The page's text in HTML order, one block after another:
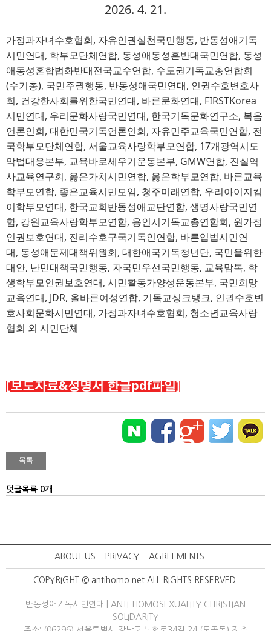
2026. 4. 21.
가정과자녀수호협회, 자유인권실천국민행동, 반동성애기독
시민연대, 학부모단체연합, 동성애동성혼반대국민연합, 동성
애동성혼합법화반대전국교수연합, 수도권기독교총연합회
(수기총), 국민주권행동, 반동성애국민연대, 인권수호변호사
회, 건강한사회를위한국민연대, 바른문화연대, FIRSTKorea
시민연대, 우리문화사랑국민연대, 한국기독문화연구소, 복음
언론인회, 대한민국기독언론인회, 자유민주교육국민연합, 전
국학부모단체연합, 서울교육사랑학부모연합, 17개광역시도
악법대응본부, 교육바로세우기운동본부, GMW연합, 진실역
사교육연구회, 옳은가치시민연합, 옳은학부모연합, 바른교육
학부모연합, 좋은교육시민모임, 청주미래연합, 우리아이지킴
이학부모연대, 한국교회반동성애교단연합, 생명사랑국민연
합, 강원교육사랑학부모연합, 용인시기독교총연합회, 원가정
인권보호연대, 진리수호구국기독인연합, 바른입법시민연
대, 동성애문제대책위원회, 대한애국기독청년단, 국민을위한
대안, 난민대책국민행동, 자국민우선국민행동, 교육맘톡, 학
생학부모인권보호연대, 시민활동가양성운동본부, 국민희망
교육연대, JDR, 올바른여성연합, 기독교싱크탱크, 인권수호변
호사회문화시민연대, 가정과자녀수호협회, 청소년교육사랑
협회 외 시민단체
[보도자료&성명서 한글pdf파일]
덧글목록 0개
ABOUT US PRIVACY AGREEMENTS
COPYRIGHT © antihomo.net ALL RIGHTS RESERVED.
반동성애기독시민연대 | ANTI-HOMOSEXUALITY CHRISTIAN
SOLIDARITY